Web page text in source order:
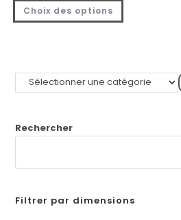
Choix des options
Rechercher
Filtrer par dimensions